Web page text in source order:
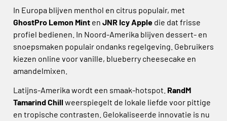
In Europa blijven menthol en citrus populair, met
GhostPro Lemon Mint en JNR Icy Apple die dat frisse
profiel bedienen. In Noord-Amerika blijven dessert- en
snoepsmaken populair ondanks regelgeving. Gebruikers
kiezen online voor vanille, blueberry cheesecake en
amandelmixen.
Latijns-Amerika wordt een smaak-hotspot. RandM
Tamarind Chill weerspiegelt de lokale liefde voor pittige
en tropische contrasten. Gelokaliseerde innovatie is nu